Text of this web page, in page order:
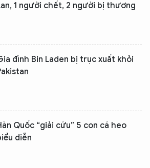
1 người chết, 2 người bị thương
đình Bin Laden bị trục xuất khỏi
Quốc “giải cứu” 5 con cá heo
diễn